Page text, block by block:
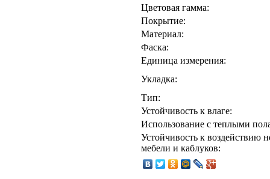
Цветовая гамма:
Покрытие:
Материал:
Фаска:
Единица измерения:
Укладка:
Тип:
Устойчивость к влаге:
Использование с теплыми
Устойчивость к воздействию
мебели и каблуков: